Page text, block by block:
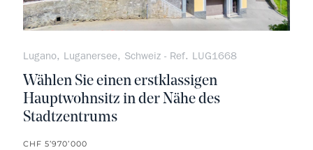
Lugano, Luganersee, Schweiz - Ref. LUG1668
Wählen Sie einen erstklassigen
Hauptwohnsitz in der Nähe des
Stadtzentrums
CHF 5’970’000